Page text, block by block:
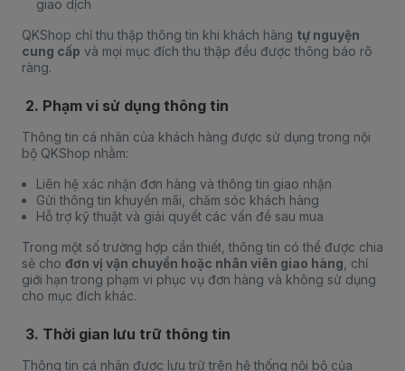
giao dịch
QKShop chỉ thu thập thông tin khi khách hàng tự nguyện
cung cấp và mọi mục đích thu thập đều được thông báo rõ
ràng.
2. Phạm vi sử dụng thông tin
Thông tin cá nhân của khách hàng được sử dụng trong nội
bộ QKShop nhằm:
Liên hệ xác nhận đơn hàng và thông tin giao nhận
Gửi thông tin khuyến mãi, chăm sóc khách hàng
Hỗ trợ kỹ thuật và giải quyết các vấn đề sau mua
Trong một số trường hợp cần thiết, thông tin có thể được chia
sẻ cho đơn vị vận chuyển hoặc nhân viên giao hàng , chỉ
giới hạn trong phạm vi phục vụ đơn hàng và không sử dụng
cho mục đích khác.
3. Thời gian lưu trữ thông tin
Thông tin cá nhân được lưu trữ trên hệ thống nội bộ của